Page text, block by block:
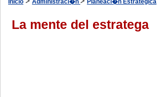
Inicio Administraci�n Planeaci�n Estrategica
La mente del estratega